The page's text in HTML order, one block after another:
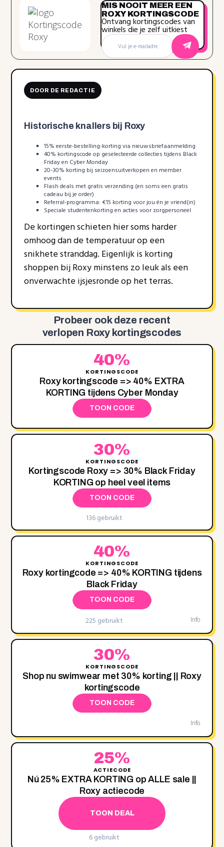
MIS NOOIT MEER EEN
ROXY KORTINGSCODE
Ontvang kortingscodes van
winkels die je zelf uitkiest
DOOR DE REDACTIE
Historische knallers bij Roxy
15% eerste-bestelling-korting via nieuwsbriefaanmelding
40% kortingscode op geselecteerde collecties tijdens Black
Friday en Cyber Monday
20-30% korting bij seizoensuitverkopen en member
events
Flash deals met gratis verzending (en soms een gratis
cadeau bij je order)
Referral-programma: €15 korting voor jou én je vriend(in)
Speciale studentenkorting en acties voor zorgpersoneel
De kortingen schieten hier soms harder
omhoog dan de temperatuur op een
snikhete stranddag. Eigenlijk is korting
shoppen bij Roxy minstens zo leuk als een
onverwachte ijsjesronde op het terras.
Probeer ook deze recent
verlopen Roxy kortingscodes
40%
KORTINGSCODE
Roxy kortingscode => 40% EXTRA
KORTING tijdens Cyber Monday
TOON CODE
30%
KORTINGSCODE
Kortingscode Roxy => 30% Black Friday
KORTING op heel veel items
TOON CODE
136 gebruikt
40%
KORTINGSCODE
Roxy kortingcode => 40% KORTING tijdens
Black Friday
TOON CODE
225 gebruikt Info
30%
KORTINGSCODE
Shop nu swimwear met 30‌% korting || Roxy
kortingscode
TOON CODE
Info
25%
ACTIECODE
Nú 25‌% EXTRA KORTING op ALLE sale ||
Roxy actiecode
TOON DEAL
6 gebruikt